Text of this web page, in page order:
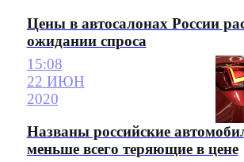
Цены в автосалонах России
ожидании спроса
15:08
22 ИЮН
2020
Названы российские
меньше всего теряющие в цене